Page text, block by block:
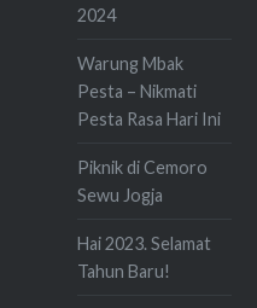
2024
Warung Mbak
Pesta – Nikmati
Pesta Rasa Hari Ini
Piknik di Cemoro
Sewu Jogja
Hai 2023. Selamat
Tahun Baru!